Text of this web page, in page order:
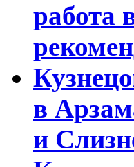
работа
в
и